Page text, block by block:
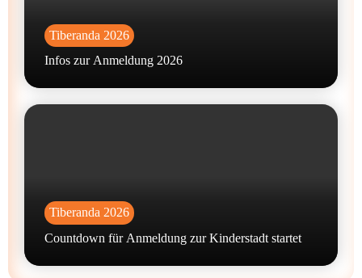
Tiberanda 2026
Infos zur Anmeldung 2026
Tiberanda 2026
Countdown für Anmeldung zur Kinderstadt startet